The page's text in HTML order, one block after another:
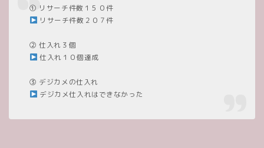
① リサーチ件数１５０件
リサーチ件数２０７件
② 仕入れ３個
仕入れ１０個達成
③ デジカメの仕入れ
デジカメ仕入れはできなかった